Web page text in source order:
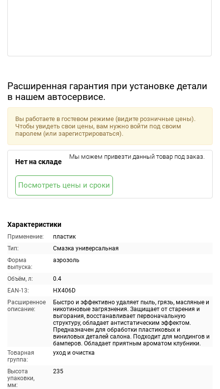
Расширенная гарантия при установке детали
в нашем автосервисе.
Характеристики
Применение:
пластик
Тип:
Смазка универсальная
Форма
выпуска:
аэрозоль
Объём, л:
0.4
EAN-13:
HX406D
Расширенное
описание:
Быстро и эффективно удаляет пыль, грязь, масляные и
никотиновые загрязнения. Защищает от старения и
выгорания, восстанавливает первоначальную
структуру, обладает антистатическим эффектом.
Предназначен для обработки пластиковых и
виниловых деталей салона. Подходит для молдингов и
бамперов. Обладает приятным ароматом клубники.
Товарная
группа:
уход и очистка
Высота
упаковки,
мм:
235
Вы работаете в гостевом режиме (видите розничные цены).
Чтобы увидеть свои цены, вам нужно войти под своим
паролем (или зарегистрироваться).
Нет на складе
Мы можем привезти данный товар под заказ.
Посмотреть цены и сроки